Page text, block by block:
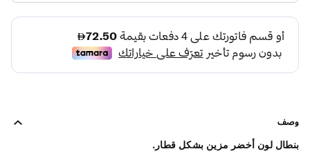
وصف
بنطال لون أخضر مزين بشكل قطار.